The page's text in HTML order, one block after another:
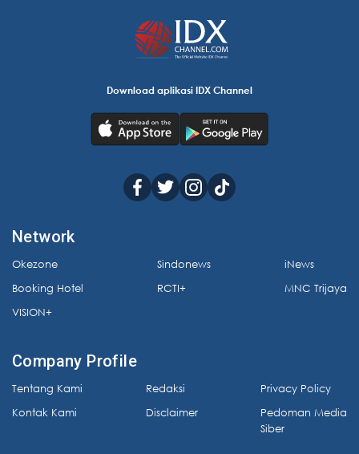
Download aplikasi IDX Channel
Network
Okezone
Booking Hotel
VISION+
Sindonews
RCTI+
iNews
MNC Trijaya
Company Profile
Tentang Kami
Kontak Kami
Redaksi
Disclaimer
Privacy Policy
Pedoman Media
Siber